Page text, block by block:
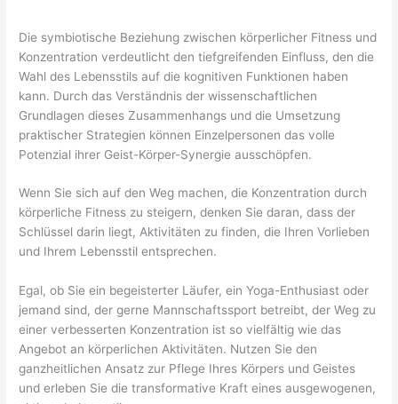
Die symbiotische Beziehung zwischen körperlicher Fitness und
Konzentration verdeutlicht den tiefgreifenden Einfluss, den die
Wahl des Lebensstils auf die kognitiven Funktionen haben
kann. Durch das Verständnis der wissenschaftlichen
Grundlagen dieses Zusammenhangs und die Umsetzung
praktischer Strategien können Einzelpersonen das volle
Potenzial ihrer Geist-Körper-Synergie ausschöpfen.
Wenn Sie sich auf den Weg machen, die Konzentration durch
körperliche Fitness zu steigern, denken Sie daran, dass der
Schlüssel darin liegt, Aktivitäten zu finden, die Ihren Vorlieben
und Ihrem Lebensstil entsprechen.
Egal, ob Sie ein begeisterter Läufer, ein Yoga-Enthusiast oder
jemand sind, der gerne Mannschaftssport betreibt, der Weg zu
einer verbesserten Konzentration ist so vielfältig wie das
Angebot an körperlichen Aktivitäten. Nutzen Sie den
ganzheitlichen Ansatz zur Pflege Ihres Körpers und Geistes
und erleben Sie die transformative Kraft eines ausgewogenen,